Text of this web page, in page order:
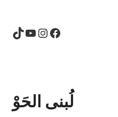
Facebook
Instagram
YouTube
TikTok
لُبنى الحَوْ